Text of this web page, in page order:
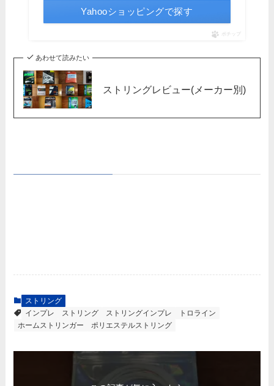
Yahooショッピングで探す
ポチップ
あわせて読みたい
ストリングレビュー(メーカー別)
ストリング
インプレ
ストリング ストリングインプレ
トロライン
ホームストリンガー
ポリエステルストリング